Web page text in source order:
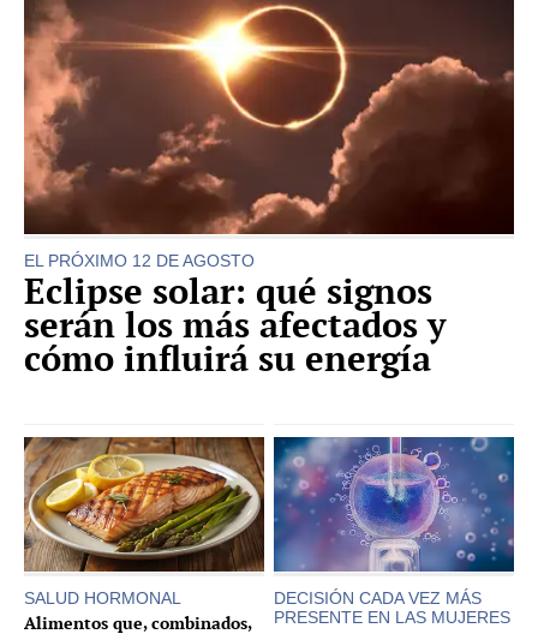
EL PRÓXIMO 12 DE AGOSTO
Eclipse solar: qué signos
serán los más afectados y
cómo influirá su energía
SALUD HORMONAL
Alimentos que, combinados,
DECISIÓN CADA VEZ MÁS
PRESENTE EN LAS MUJERES